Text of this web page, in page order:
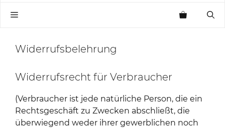
Menü
Widerrufsbelehrung
Widerrufsrecht für Verbraucher
(Verbraucher ist jede natürliche Person, die ein
Rechtsgeschäft zu Zwecken abschließt, die
überwiegend weder ihrer gewerblichen noch